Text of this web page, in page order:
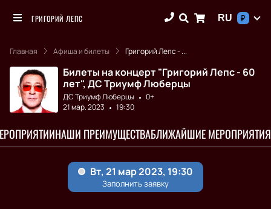
ГРИГОРИЙ ЛЕПС RU ₽
Главная Афиша и билеты Григорий Лепс - ...
Билеты на концерт "Григорий Лепс - 60
лет", ДС Триумф Люберцы
ДС Триумф Люберцы
0+
21 мар. 2023
19:30
НАШИ ПРЕИМУЩЕСТВАБЛИЖАЙШИЕ МЕРОПРИЯТИЯ